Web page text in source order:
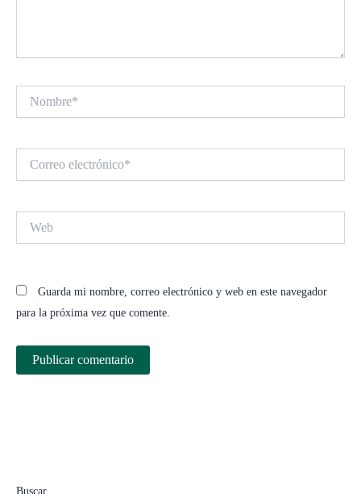
electrónico*
Guarda mi nombre, correo electrónico y web en este navegador
para la próxima vez que comente.
Buscar